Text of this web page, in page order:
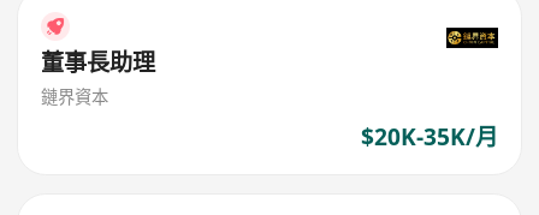
董事長助理
鏈界資本
$20K-35K/月